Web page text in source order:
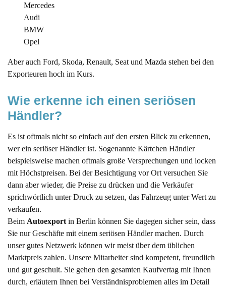
Mercedes
Audi
BMW
Opel
Aber auch Ford, Skoda, Renault, Seat und Mazda stehen bei den
Exporteuren hoch im Kurs.
Wie erkenne ich einen seriösen
Händler?
Es ist oftmals nicht so einfach auf den ersten Blick zu erkennen,
wer ein seriöser Händler ist. Sogenannte Kärtchen Händler
beispielsweise machen oftmals große Versprechungen und locken
mit Höchstpreisen. Bei der Besichtigung vor Ort versuchen Sie
dann aber wieder, die Preise zu drücken und die Verkäufer
sprichwörtlich unter Druck zu setzen, das Fahrzeug unter Wert zu
verkaufen.
Beim Autoexportin Berlin können Sie dagegen sicher sein, dass
Sie nur Geschäfte mit einem seriösen Händler machen. Durch
unser gutes Netzwerk können wir meist über dem üblichen
Marktpreis zahlen. Unsere Mitarbeiter sind kompetent, freundlich
und gut geschult. Sie gehen den gesamten Kaufvertag mit Ihnen
durch, erläutern Ihnen bei Verständnisproblemen alles im Detail